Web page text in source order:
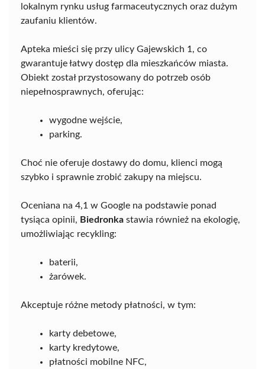
lokalnym rynku usług farmaceutycznych oraz dużym
zaufaniu klientów.
Apteka mieści się przy ulicy Gajewskich 1, co
gwarantuje łatwy dostęp dla mieszkańców miasta.
Obiekt został przystosowany do potrzeb osób
niepełnosprawnych, oferując:
wygodne wejście,
parking.
Choć nie oferuje dostawy do domu, klienci mogą
szybko i sprawnie zrobić zakupy na miejscu.
Oceniana na 4,1 w Google na podstawie ponad
tysiąca opinii, Biedronka stawia również na ekologię,
umożliwiając recykling:
baterii,
żarówek.
Akceptuje różne metody płatności, w tym:
karty debetowe,
karty kredytowe,
płatności mobilne NFC,